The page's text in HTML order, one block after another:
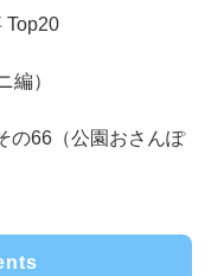
Top20
編）
の66（公園おさんぽ